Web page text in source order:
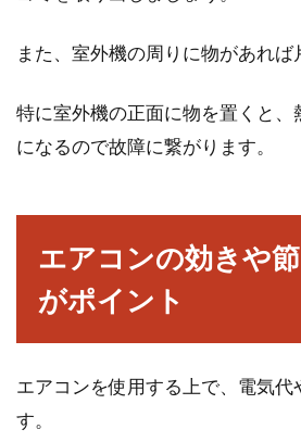
また、室外機の周りに物があれば
特に室外機の正面に物を置くと
になるので故障に繋がります。
エアコンの効きや
がポイント
エアコンを使用する上で、電気
す。